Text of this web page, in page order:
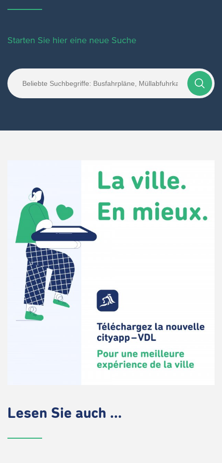
Starten Sie hier eine neue Suche
Lesen Sie auch ...